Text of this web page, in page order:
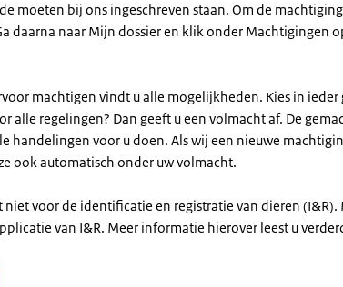
moeten bij ons ingeschreven staan. Om de
daarna naar Mijn dossier en klik onder Machtigingen
machtigen vindt u alle mogelijkheden. Kies in ieder
alle regelingen? Dan geeft u een volmacht af. De
handelingen voor u doen. Als wij een nieuwe
ook automatisch onder uw volmacht.
niet voor de identificatie en registratie van dieren
van I&R. Meer informatie hierover leest u